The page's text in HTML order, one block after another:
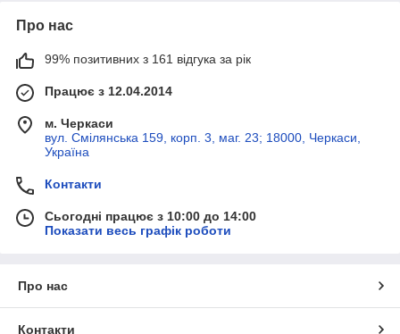
Про нас
99% позитивних з 161 відгука за рік
Працює з 12.04.2014
м. Черкаси
вул. Смілянська 159, корп. 3, маг. 23; 18000, Черкаси,
Україна
Контакти
Сьогодні працює з 10:00 до 14:00
Показати весь графік роботи
Про нас
Контакти